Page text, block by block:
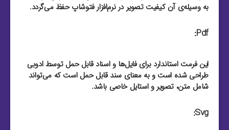
به وسیله‌ی آن کیفیت تصویر در نرم‌افزار فتوشاپ حفظ می‌گردد.
Pdf:
این فرمت استاندارد برای فایل‌‌ها و اسناد قابل حمل توسط ادوبی
طراحی شده است و به معنای سند قابل حمل است که می‌تواند
شامل متن، تصویر و استایل خاصی باشد.
Svg: